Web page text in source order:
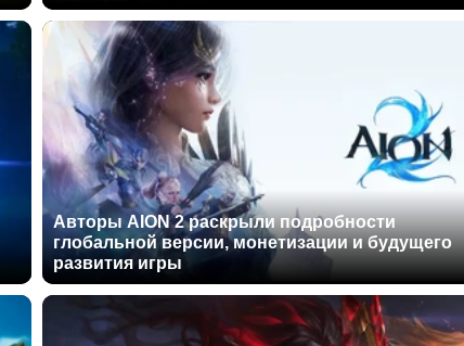
Авторы AION 2 раскрыли подробности
глобальной версии, монетизации и будущего
развития игры